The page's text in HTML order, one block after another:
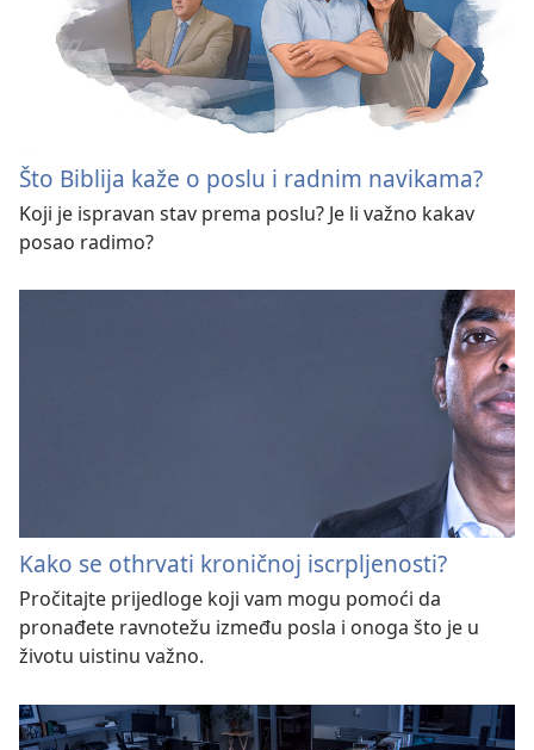
Što Biblija kaže o poslu i radnim navikama?
Koji je ispravan stav prema poslu? Je li važno kakav
posao radimo?
Kako se othrvati kroničnoj iscrpljenosti?
Pročitajte prijedloge koji vam mogu pomoći da
pronađete ravnotežu između posla i onoga što je u
životu uistinu važno.